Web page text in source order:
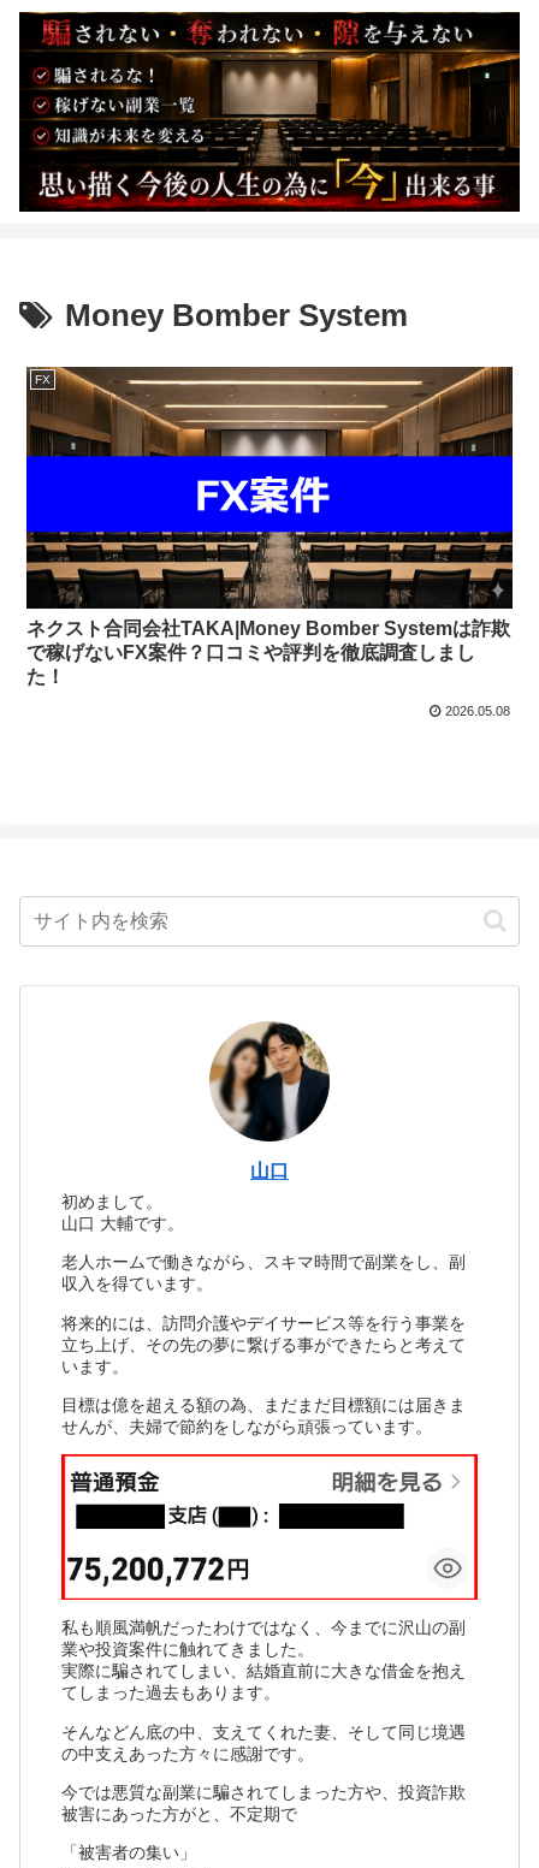
Money Bomber System
FX
ネクスト合同会社TAKA|Money Bomber Systemは詐欺
で稼げないFX案件？口コミや評判を徹底調査しまし
た！
2026.05.08
山口
初めまして。
山口 大輔です。
老人ホームで働きながら、スキマ時間で副業をし、副
収入を得ています。
将来的には、訪問介護やデイサービス等を行う事業を
立ち上げ、その先の夢に繋げる事ができたらと考えて
います。
目標は億を超える額の為、まだまだ目標額には届きま
せんが、夫婦で節約をしながら頑張っています。
私も順風満帆だったわけではなく、今までに沢山の副
業や投資案件に触れてきました。
実際に騙されてしまい、結婚直前に大きな借金を抱え
てしまった過去もあります。
そんなどん底の中、支えてくれた妻、そして同じ境遇
の中支えあった方々に感謝です。
今では悪質な副業に騙されてしまった方や、投資詐欺
被害にあった方がと、不定期で
「被害者の集い」